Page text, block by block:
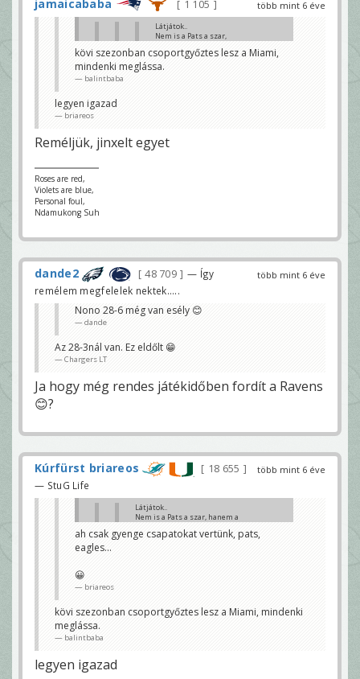
több mint 6 éve
jamaicababa 1 105
Látjátok..
Nem is a Pats a szar,
jamaicababa
pats is szar különben nem
ah csak gyenge csapatokat vertünk, pats, eagles...
😀
kövi szezonban csoportgyőztes lesz a Miami,
mindenki meglássa.
balintbaba
legyen igazad
briareos
Reméljük, jinxelt egyet
Roses are red,
Violets are blue,
Personal foul,
Ndamukong Suh
több mint 6 éve
dande2 48 709
— Így
remélem megfelelek nektek.....
Nono 28-6 még van esély 😊
dande
Az 28-3nál van. Ez eldőlt 😁
Chargers LT
Ja hogy még rendes játékidőben fordít a Ravens
😊?
több mint 6 éve
Kúrfürst briareos 18 655
— StuG Life
Látjátok..
Nem is a Pats a szar, hanem a
jamaicababa
balintbaba
ah csak gyenge csapatokat vertünk, pats,
eagles...
😀
briareos
kövi szezonban csoportgyőztes lesz a Miami, mindenki
meglássa.
balintbaba
legyen igazad